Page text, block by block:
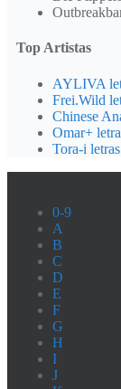
Top Artistas
AYLIVA
Frei.Wild
Chinese
Omar+
Tora-i letras
0-9
A
B
C
D
E
F
G
H
I
J